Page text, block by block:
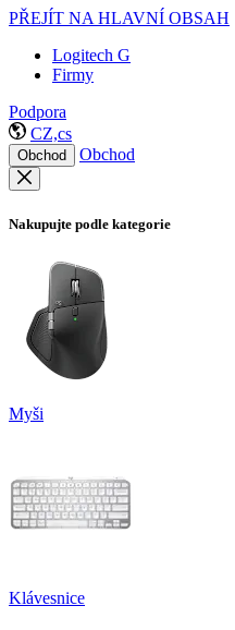
PŘEJÍT NA HLAVNÍ OBSAH
Logitech G
Firmy
Podpora
CZ,cs
Obchod Obchod
Nakupujte podle kategorie
Myši
Klávesnice